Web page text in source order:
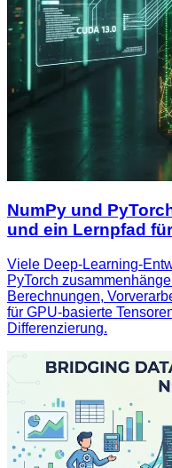
NumPy und
und ein Lernpfad
Viele Deep-Learning-
PyTorch
Berechnungen,
für GPU-basierte
Differenzierung.